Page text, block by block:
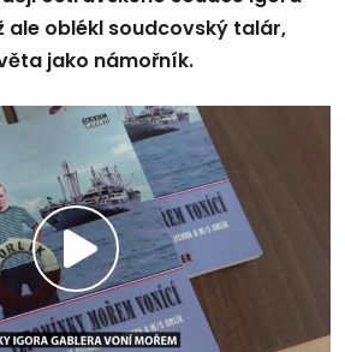
ale oblékl soudcovský talár,
jako námořník.
Přehrát
video